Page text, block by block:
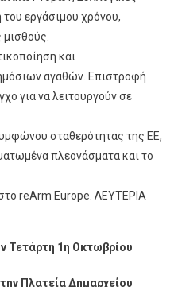
εργάσιμου χρόνου,
μισθούς.
και
αγαθών. Επιστροφή
για να λειτουργούν σε
σταθερότητας της ΕΕ,
πλεονάσματα και το
reArm Europe. ΛΕΥΤΕΡΙΑ
Τετάρτη 1η Οκτωβρίου
Πλατεία Δημαρχείου